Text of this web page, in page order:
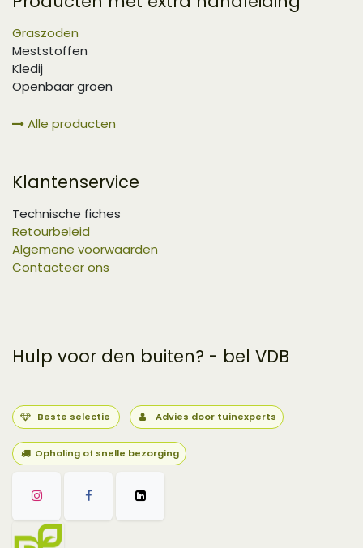
Graszoden
Meststoffen
Kledij
Openbaar groen
Alle producten
Klantenservice
Technische fiches
Retourbeleid
Algemene voorwaarden
Contacteer ons
Hulp voor den buiten? - bel VDB
Beste selectie Advies door tuinexperts
Ophaling of snelle bezorging